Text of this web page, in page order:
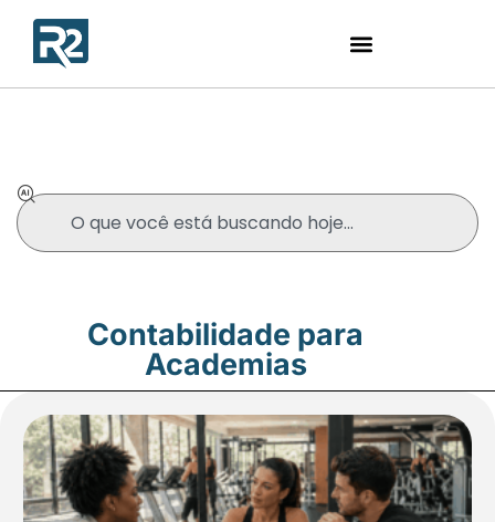
Contabilidade para
Academias